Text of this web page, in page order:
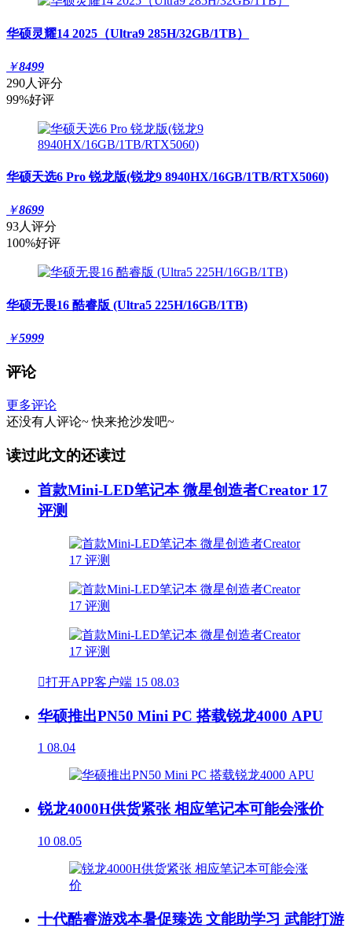
华硕灵耀14 2025（Ultra9 285H/32GB/1TB）
￥8499
290人评分
99%好评
华硕天选6 Pro 锐龙版(锐龙9 8940HX/16GB/1TB/RTX5060)
￥8699
93人评分
100%好评
华硕无畏16 酷睿版 (Ultra5 225H/16GB/1TB)
￥5999
评论
更多评论
还没有人评论~ 快来抢沙发吧~
读过此文的还读过
首款Mini-LED笔记本 微星创造者Creator 17
评测
打开APP客户端 15 08.03
华硕推出PN50 Mini PC 搭载锐龙4000 APU
1 08.04
锐龙4000H供货紧张 相应笔记本可能会涨价
10 08.05
十代酷睿游戏本暑促臻选 文能助学习 武能打游